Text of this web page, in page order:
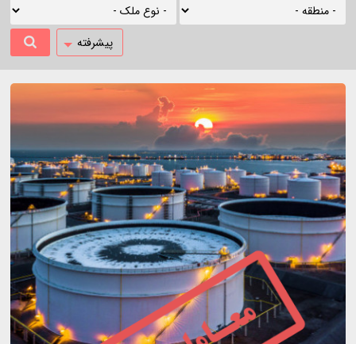
پیشرفته